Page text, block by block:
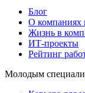
Блог
О компаниях
Жизнь в
ИТ-проекты
Рейтинг
Молодым